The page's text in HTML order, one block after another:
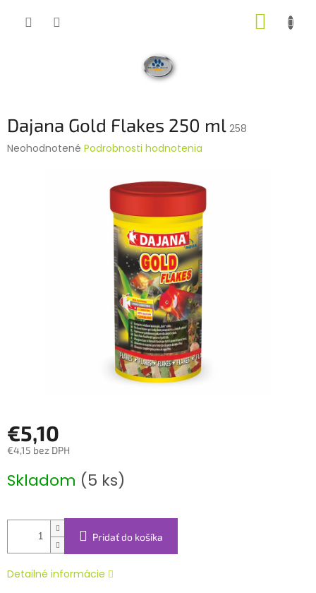
Dajana Gold Flakes 250 ml 258
Priemerné
Neohodnotené Podrobnosti hodnotenia
€5,10
€4,15 bez DPH
cena:
Skladom (5 ks)
Pridať do košíka
Detailné informácie